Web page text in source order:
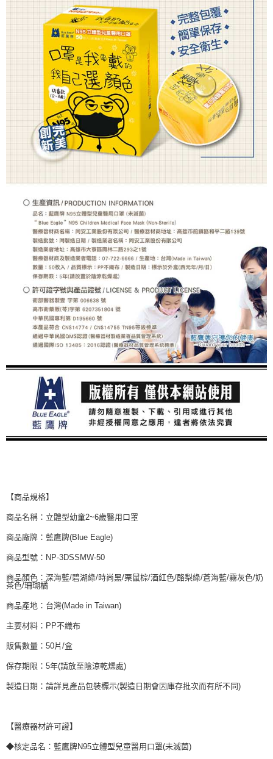
【商品規格】
商品名稱：立體型幼童2~6歲醫用口罩
商品廠牌：藍鷹牌(Blue Eagle)
商品型號：NP-3DSSMW-50
商品顏色：深海藍/碧湖綠/時尚黑/栗鼠棕/酒紅色/酪梨綠/蒼海藍/霧灰色/奶
茶色/珊瑚橘
商品產地：台灣(Made in Taiwan)
主要材料：PP不織布
販售數量：50片/盒
保存期限：5年(請放至陰涼乾燥處)
製造日期：請詳見產品包裝標示(製造日期會因庫存批次而有所不同)
【醫療器材許可證】
◆核定品名：藍鷹牌N95立體型兒童醫用口罩(未滅菌)